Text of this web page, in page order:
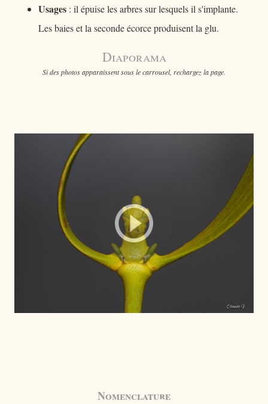
Usages : il épuise les arbres sur lesquels il s'implante.
Les baies et la seconde écorce produisent la glu.
Diaporama
Si des photos apparaissent sous le carrousel, rechargez la page.
Nomenclature